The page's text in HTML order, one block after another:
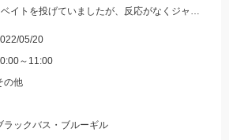
池全体が濁っててスピナーベイトを投げていましたが、反応がなくジャッカルRVバグ1.5を投げると一投目でヒット！
05/20
～11:00
の他
ラックバス・ブルーギル